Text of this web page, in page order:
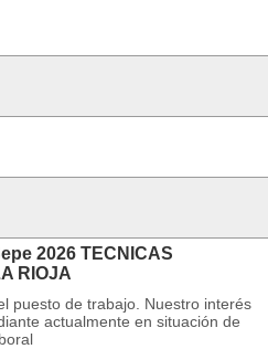
2026 TECNICAS
RIOJA
puesto de trabajo. Nuestro interés
actualmente en situación de